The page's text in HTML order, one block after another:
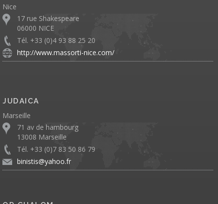
Nice
17 rue Shakespeare
06000 NICE
Tél. +33 (0)4 93 88 25 20
http://www.massorti-nice.com/
JUDAICA
Marseille
71 av de hambourg
13008 Marseille
Tél. +33 (0)7 83 50 86 79
binistis@yahoo.fr